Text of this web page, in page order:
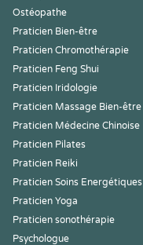
Ostéopathe
Praticien Bien-être
Praticien Chromothérapie
Praticien Feng Shui
Praticien Iridologie
Praticien Massage Bien-être
Praticien Médecine Chinoise
Praticien Pilates
Praticien Reiki
Praticien Soins Energétiques
Praticien Yoga
Praticien sonothérapie
Psychologue